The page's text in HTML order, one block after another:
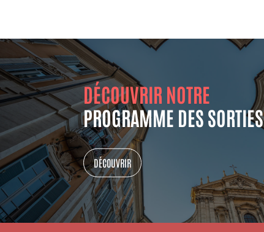
DÉCOUVRIR NOTRE
PROGRAMME DES SORTIES
DÉCOUVRIR